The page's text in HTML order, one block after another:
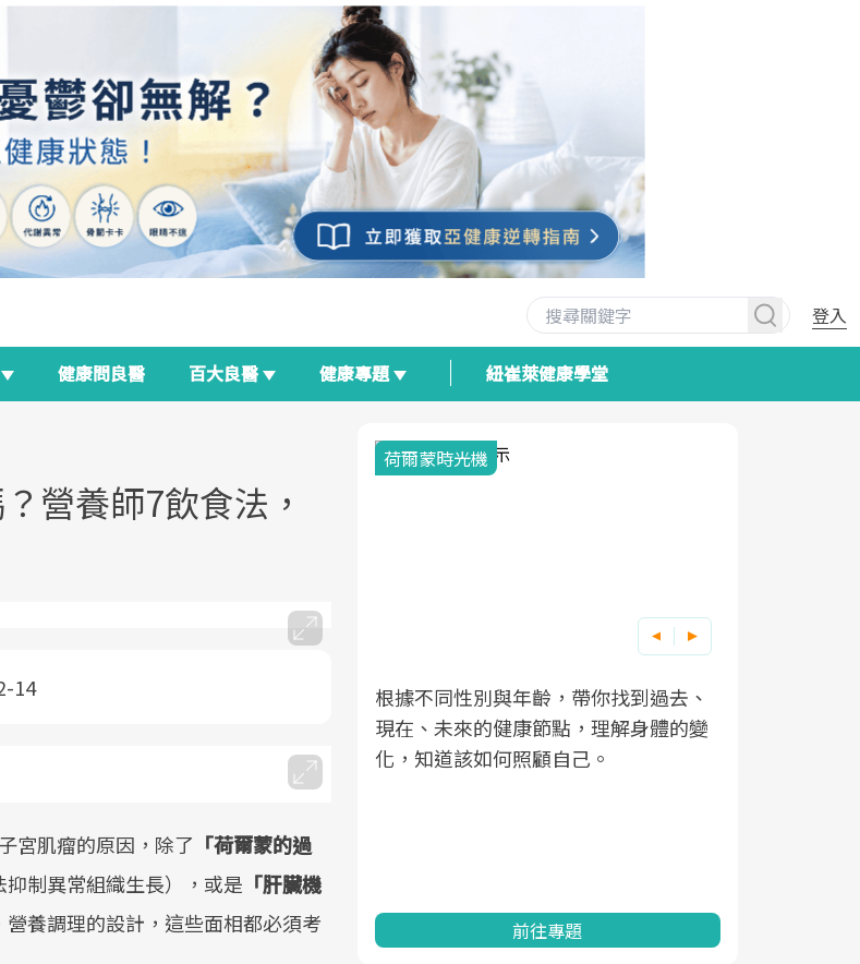
登入
健康問良醫 百大良醫 健康專題 紐崔萊健康學堂
營養師7飲食法，
14
宮肌瘤的原因，除了 「荷爾蒙的過
抑制異常組織生長），或是 「肝臟機
營養調理的設計，這些面相都必須考
對超高齡社會的浪潮，台灣正在快速
政策如「健康台灣推動委員會」與「長
照3.0」的推進，「預防醫學」已成全民
院所的服務，更是民眾了解自身健康
況、啟動健康管理的重要起點。
前往專題
年，就到良醫生活祭體驗「一站式
前往專題
醫健康網從「換季的身體變化」出
建立對亞健康的認知，進而引導實際的
前往專題
荷爾蒙時光機
根據不同性別與年齡，帶你找到過去、
現在、未來的健康節點，理解身體的變
化，知道該如何照顧自己。
前往專題